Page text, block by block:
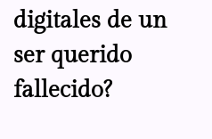
digitales de un
ser querido
fallecido?